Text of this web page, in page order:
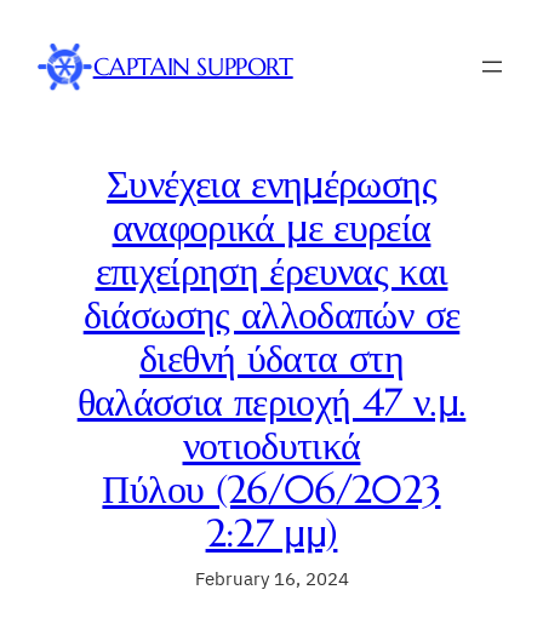
content
CAPTAIN SUPPORT
Συνέχεια ενημέρωσης
αναφορικά με ευρεία
επιχείρηση έρευνας και
διάσωσης αλλοδαπών σε
διεθνή ύδατα στη
θαλάσσια περιοχή 47 ν.μ.
νοτιοδυτικά
Πύλου (26/06/2023
2:27 μμ)
February 16, 2024